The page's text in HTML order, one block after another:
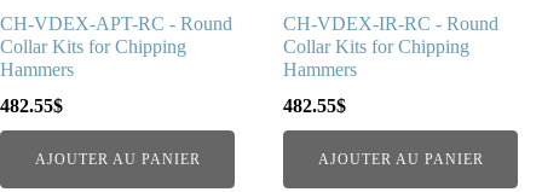
CH-VDEX-APT-RC - Round
Collar Kits for Chipping
Hammers
482.55$
AJOUTER AU PANIER
CH-VDEX-IR-RC - Round
Collar Kits for Chipping
Hammers
482.55$
AJOUTER AU PANIER